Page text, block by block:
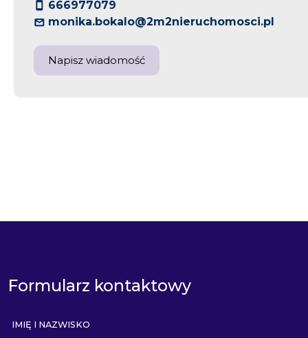
666977079
monika.bokalo@2m2nieruchomosci.pl
Napisz wiadomość
Formularz kontaktowy
IMIĘ I NAZWISKO